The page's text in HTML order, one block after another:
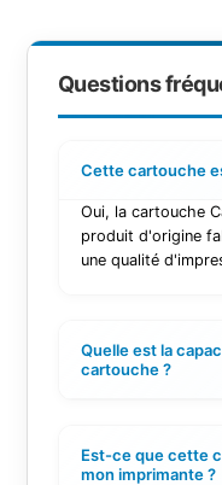
Questions
Cette cartouche
Oui, la cartouche
produit d'origine
une qualité
Quelle est la
cartouche ?
Est-ce que cette
mon imprimante ?